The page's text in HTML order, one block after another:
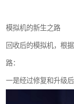
模拟机的新生之路
回收后的模拟机，根
路：
一是经过修复和升级